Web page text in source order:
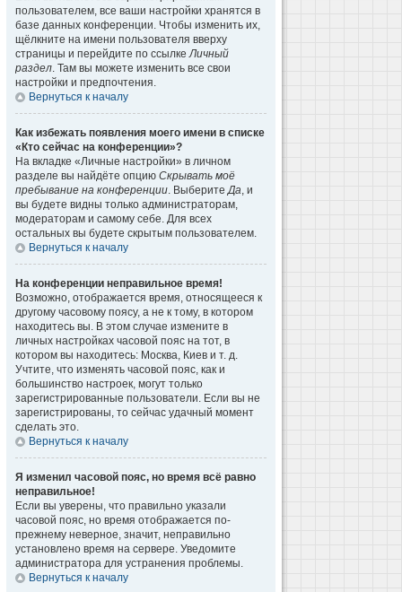
пользователем, все ваши настройки хранятся в
базе данных конференции. Чтобы изменить их,
щёлкните на имени пользователя вверху
страницы и перейдите по ссылкеЛичный
раздел. Там вы можете изменить все свои
настройки и предпочтения.
Вернуться к началу
Как избежать появления моего имени в списке
«Кто сейчас на конференции»?
На вкладке «Личные настройки» в личном
разделе вы найдёте опцию Скрывать моё
пребывание на конференции. ВыберитеДа, и
вы будете видны только администраторам,
модераторам и самому себе. Для всех
остальных вы будете скрытым пользователем.
Вернуться к началу
На конференции неправильное время!
Возможно, отображается время, относящееся к
другому часовому поясу, а не к тому, в котором
находитесь вы. В этом случае измените в
личных настройках часовой пояс на тот, в
котором вы находитесь: Москва, Киев и т. д.
Учтите, что изменять часовой пояс, как и
большинство настроек, могут только
зарегистрированные пользователи. Если вы не
зарегистрированы, то сейчас удачный момент
сделать это.
Вернуться к началу
Я изменил часовой пояс, но время всё равно
неправильное!
Если вы уверены, что правильно указали
часовой пояс, но время отображается по-
прежнему неверное, значит, неправильно
установлено время на сервере. Уведомите
администратора для устранения проблемы.
Вернуться к началу